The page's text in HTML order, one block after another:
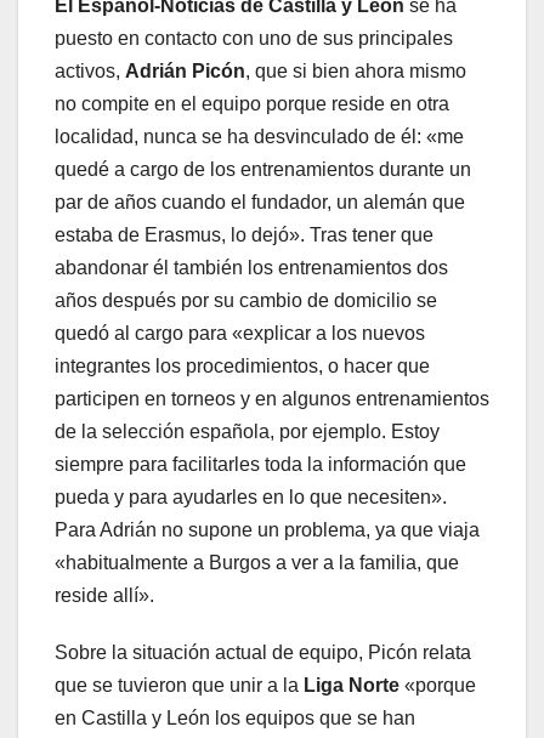
El Español-Noticias de Castilla y León se ha
puesto en contacto con uno de sus principales
activos, Adrián Picón, que si bien ahora mismo
no compite en el equipo porque reside en otra
localidad, nunca se ha desvinculado de él: «me
quedé a cargo de los entrenamientos durante un
par de años cuando el fundador, un alemán que
estaba de Erasmus, lo dejó». Tras tener que
abandonar él también los entrenamientos dos
años después por su cambio de domicilio se
quedó al cargo para «explicar a los nuevos
integrantes los procedimientos, o hacer que
participen en torneos y en algunos entrenamientos
de la selección española, por ejemplo. Estoy
siempre para facilitarles toda la información que
pueda y para ayudarles en lo que necesiten».
Para Adrián no supone un problema, ya que viaja
«habitualmente a Burgos a ver a la familia, que
reside allí».
Sobre la situación actual de equipo, Picón relata
que se tuvieron que unir a la Liga Norte «porque
en Castilla y León los equipos que se han